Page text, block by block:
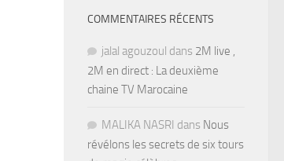
COMMENTAIRES RÉCENTS
jalal agouzoul dans 2M live ,
2M en direct : La deuxième
chaine TV Marocaine
MALIKA NASRI dans Nous
révélons les secrets de six tours